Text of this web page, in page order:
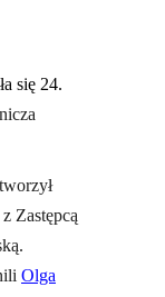
się 24.
Zastępcą
Olga